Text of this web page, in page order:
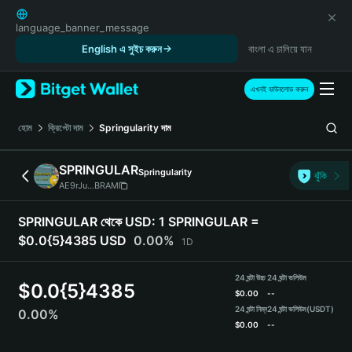
English
日本語
Русский
Español (Latinoamérica)
Türkçe
Italiano
Deutsch
简体中文
繁體中文
Português (Portugal)
Bahasa Indonesia
Español
language_banner_message
English এ সুইচ করুন
বাংলা এ চালিয়ে যান
এখনই ডাউনলোড করুন
হোম ক্রিপ্টো দাম Springularity দাম
SPRINGULARSpringularity
AE9rJu...BRAM
ঝুঁকি
SPRINGULAR থেকে USD: 1 SPRINGULAR =
$0.0{5}4385 USD 0.00% 1D
$0.0{5}4385
0.00%
24 ঘন্টা উচ্চ
$0.00
24 ঘন্টা নিম্ন
$0.00
24 ঘন্টা ভলিউম
--
24 ঘন্টা ভলিউম(USDT)
--